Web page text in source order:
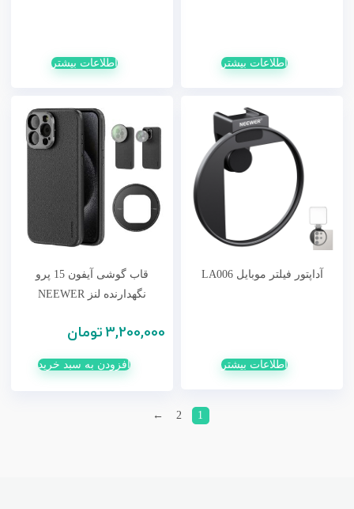
اطلاعات بیشتر اطلاعات بیشتر
آداپتور فیلتر موبایل LA006
اطلاعات بیشتر
قاب گوشی آیفون 15 پرو
نگهدارنده لنز NEEWER
3,200,000 تومان
افزودن به سبد خرید
1
2
←